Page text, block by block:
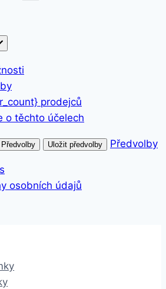
prodejců
o těchto účelech
Předvolby Uložit předvolby Předvolby
osobních údajů